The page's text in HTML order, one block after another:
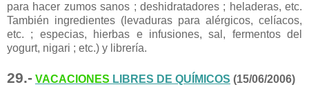
para hacer zumos sanos ; deshidratadores ; heladeras, etc.
También ingredientes (levaduras para alérgicos, celíacos,
etc. ; especias, hierbas e infusiones, sal, fermentos del
yogurt, nigari ; etc.) y librería.
29.- VACACIONES LIBRES DE QUÍMICOS (15/06/2006)